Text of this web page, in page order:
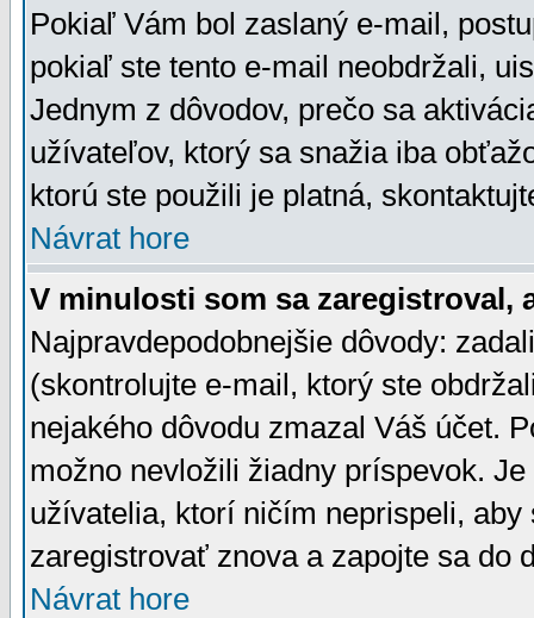
Pokiaľ Vám bol zaslaný e-mail,
pokiaľ ste tento e-mail neobdržali,
Jednym z dôvodov, prečo sa
užívateľov, ktorý sa snažia iba
ktorú ste použili je platná,
Návrat hore
V minulosti som sa zaregistroval,
Najpravdepodobnejšie dôvody:
(skontrolujte e-mail, ktorý ste
nejakého dôvodu zmazal Váš účet.
možno nevložili žiadny príspevok.
užívatelia, ktorí ničím neprispeli,
zaregistrovať znova a zapojte sa do
Návrat hore